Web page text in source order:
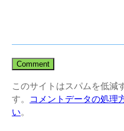
このサイトはスパムを低減
す。
コメントデータの処理
い。